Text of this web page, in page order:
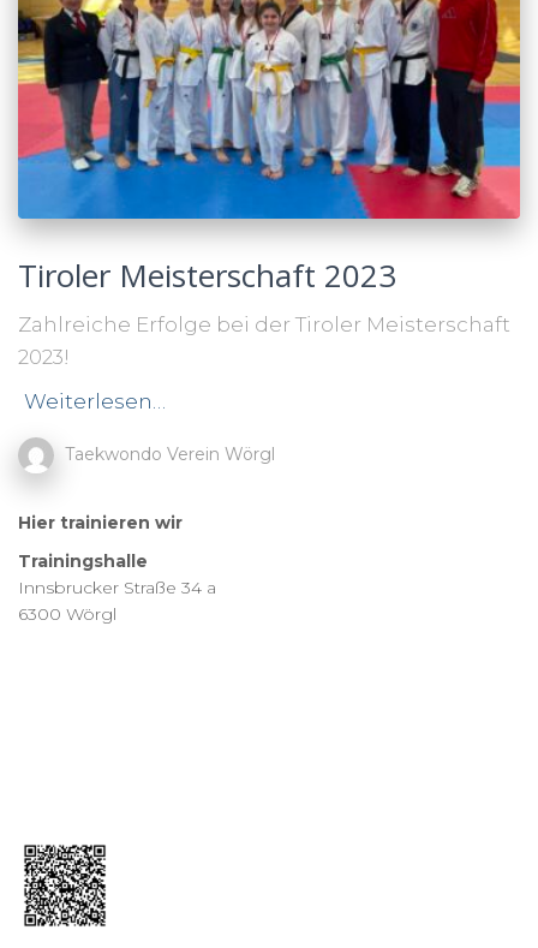
Tiroler Meisterschaft 2023
Zahlreiche Erfolge bei der Tiroler Meisterschaft
2023!
Weiterlesen…
Taekwondo Verein Wörgl
Hier trainieren wir
Trainingshalle
Innsbrucker Straße 34 a
6300 Wörgl